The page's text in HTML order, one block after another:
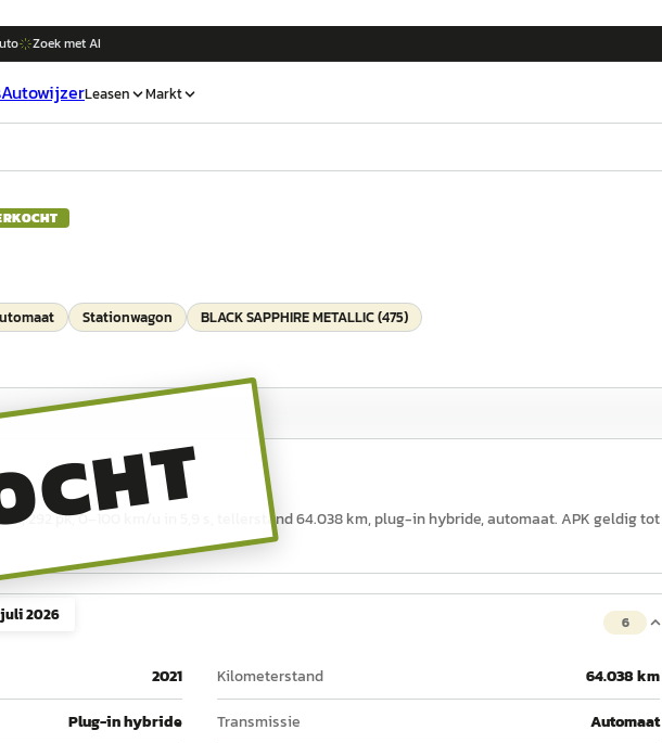
Zoek met AI
AutowijzerLeasen Markt
Stationwagon BLACK SAPPHIRE METALLIC (475)
juli 2026
292 pk, 0–100 km/u in 5,9 s, tellerstand 64.038 km, plug-in hybride, automaat. APK geldig
6
2021 Kilometerstand
64.038 km
Plug-in hybride Transmissie
Automaat